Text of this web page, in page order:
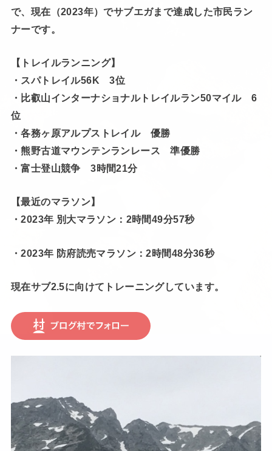
で、現在（2023年）でサブエガまで達成した市民ラン
ナーです。
【トレイルランニング】
・スパトレイル56K 3位
・比叡山インターナショナルトレイルラン50マイル 6
位
・各務ヶ原アルプストレイル 優勝
・熊野古道マウンテンランレース 準優勝
・富士登山競争 3時間21分
【最近のマラソン】
・2023年 別大マラソン：2時間49分57秒
・2023年 防府読売マラソン：2時間48分36秒
現在サブ2.5に向けてトレーニングしています。